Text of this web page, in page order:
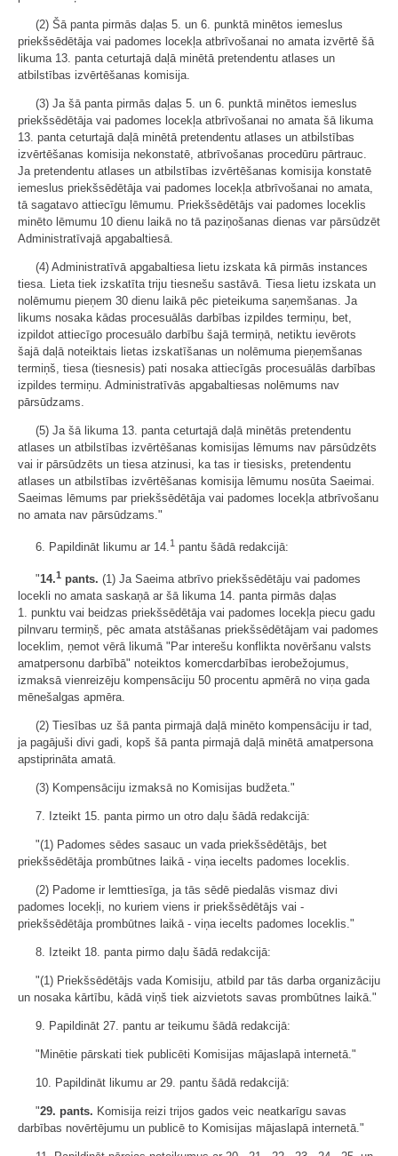
(2) Šā panta pirmās daļas 5. un 6. punktā minētos iemeslus
priekšsēdētāja vai padomes locekļa atbrīvošanai no amata izvērtē šā
likuma 13. panta ceturtajā daļā minētā pretendentu atlases un
atbilstības izvērtēšanas komisija.
(3) Ja šā panta pirmās daļas 5. un 6. punktā minētos iemeslus
priekšsēdētāja vai padomes locekļa atbrīvošanai no amata šā likuma
13. panta ceturtajā daļā minētā pretendentu atlases un atbilstības
izvērtēšanas komisija nekonstatē, atbrīvošanas procedūru pārtrauc.
Ja pretendentu atlases un atbilstības izvērtēšanas komisija konstatē
iemeslus priekšsēdētāja vai padomes locekļa atbrīvošanai no amata,
tā sagatavo attiecīgu lēmumu. Priekšsēdētājs vai padomes loceklis
minēto lēmumu 10 dienu laikā no tā paziņošanas dienas var pārsūdzēt
Administratīvajā apgabaltiesā.
(4) Administratīvā apgabaltiesa lietu izskata kā pirmās instances
tiesa. Lieta tiek izskatīta triju tiesnešu sastāvā. Tiesa lietu izskata un
nolēmumu pieņem 30 dienu laikā pēc pieteikuma saņemšanas. Ja
likums nosaka kādas procesuālās darbības izpildes termiņu, bet,
izpildot attiecīgo procesuālo darbību šajā termiņā, netiktu ievērots
šajā daļā noteiktais lietas izskatīšanas un nolēmuma pieņemšanas
termiņš, tiesa (tiesnesis) pati nosaka attiecīgās procesuālās darbības
izpildes termiņu. Administratīvās apgabaltiesas nolēmums nav
pārsūdzams.
(5) Ja šā likuma 13. panta ceturtajā daļā minētās pretendentu
atlases un atbilstības izvērtēšanas komisijas lēmums nav pārsūdzēts
vai ir pārsūdzēts un tiesa atzinusi, ka tas ir tiesisks, pretendentu
atlases un atbilstības izvērtēšanas komisija lēmumu nosūta Saeimai.
Saeimas lēmums par priekšsēdētāja vai padomes locekļa atbrīvošanu
no amata nav pārsūdzams."
6. Papildināt likumu ar 14. 1 pantu šādā redakcijā:
"14.1 pants. (1) Ja Saeima atbrīvo priekšsēdētāju vai padomes
locekli no amata saskaņā ar šā likuma 14. panta pirmās daļas
1. punktu vai beidzas priekšsēdētāja vai padomes locekļa piecu gadu
pilnvaru termiņš, pēc amata atstāšanas priekšsēdētājam vai padomes
loceklim, ņemot vērā likumā "Par interešu konflikta novēršanu valsts
amatpersonu darbībā" noteiktos komercdarbības ierobežojumus,
izmaksā vienreizēju kompensāciju 50 procentu apmērā no viņa gada
mēnešalgas apmēra.
(2) Tiesības uz šā panta pirmajā daļā minēto kompensāciju ir tad,
ja pagājuši divi gadi, kopš šā panta pirmajā daļā minētā amatpersona
apstiprināta amatā.
(3) Kompensāciju izmaksā no Komisijas budžeta."
7. Izteikt 15. panta pirmo un otro daļu šādā redakcijā:
"(1) Padomes sēdes sasauc un vada priekšsēdētājs, bet
priekšsēdētāja prombūtnes laikā - viņa iecelts padomes loceklis.
(2) Padome ir lemttiesīga, ja tās sēdē piedalās vismaz divi
padomes locekļi, no kuriem viens ir priekšsēdētājs vai -
priekšsēdētāja prombūtnes laikā - viņa iecelts padomes loceklis."
8. Izteikt 18. panta pirmo daļu šādā redakcijā:
"(1) Priekšsēdētājs vada Komisiju, atbild par tās darba organizāciju
un nosaka kārtību, kādā viņš tiek aizvietots savas prombūtnes laikā."
9. Papildināt 27. pantu ar teikumu šādā redakcijā:
"Minētie pārskati tiek publicēti Komisijas mājaslapā internetā."
10. Papildināt likumu ar 29. pantu šādā redakcijā:
"29. pants. Komisija reizi trijos gados veic neatkarīgu savas
darbības novērtējumu un publicē to Komisijas mājaslapā internetā."